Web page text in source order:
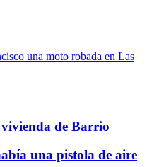
de Barrio
una pistola de aire